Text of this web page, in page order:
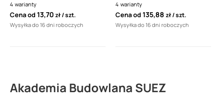
K20/K20R
4 warianty
Cena od13,70zł szt.
Wysyłka do 16 dni roboczych
drenażową Renoplast K20
90°
4 warianty
Cena od135,88 zł szt.
Wysyłka do 16 dni roboczych
Akademia Budowlana SUEZ